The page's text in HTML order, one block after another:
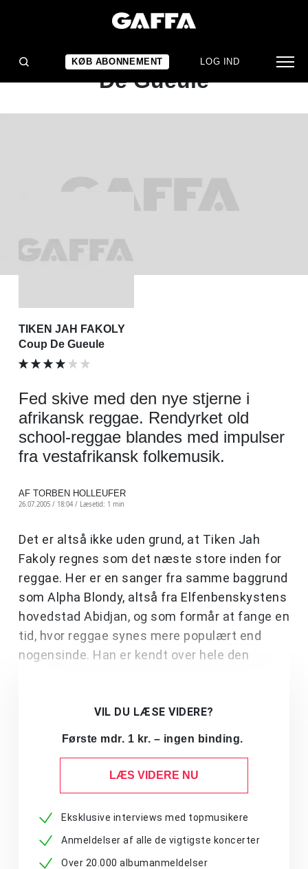
KØB ABONNEMENT LOG IND
ALBUMANMELDELSE
Tiken Jah Fakoly: Coup
De Gueule
TIKEN JAH FAKOLY
Coup De Gueule
Fed skive med den nye stjerne i
afrikansk reggae. Rendyrket old
school-reggae blandes med impulser
fra vestafrikansk folkemusik.
AF TORBEN HOLLEUFER
26.07.2005 / 18:04 / Læsetid: 1 min
Det er altså ikke uden grund, at Tiken Jah
Fakoly regnes som det næste store inden for
reggae. Her er en sanger fra samme baggrund
som Alpha Blondy, altså fra Elfenbenskystens
hovedstad Abidjan, og som formår at fange en
tid, hvor reggae synes mere populært end
nogensinde. Han er kendt over hele den
VIL DU LÆSE VIDERE?
Første mdr. 1 kr. – ingen binding.
LÆS VIDERE NU
Eksklusive interviews med topmusikere
Anmeldelser af alle de vigtigste koncerter
Over 20.000 albumanmeldelser